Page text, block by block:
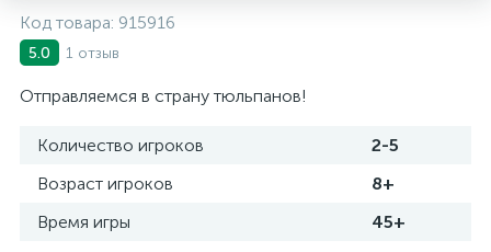
Код товара: 915916
5.0 1 отзыв
Отправляемся в страну тюльпанов!
Количество игроков
2-5
Возраст игроков
8+
Время игры
45+